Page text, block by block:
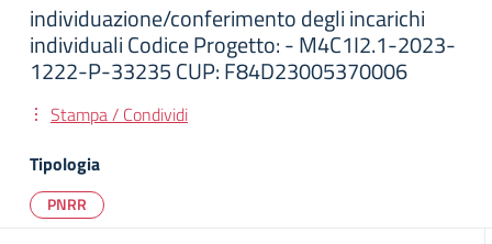
individuazione/conferimento degli incarichi
individuali Codice Progetto: - M4C1I2.1-2023-
1222-P-33235 CUP: F84D23005370006
Stampa / Condividi
Tipologia
PNRR